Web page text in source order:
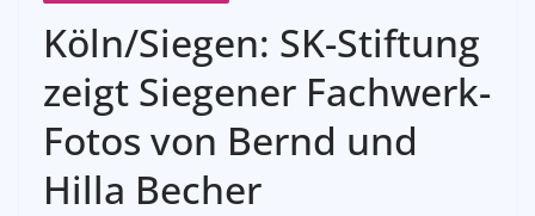
Köln/Siegen: SK-Stiftung
zeigt Siegener Fachwerk-
Fotos von Bernd und
Hilla Becher